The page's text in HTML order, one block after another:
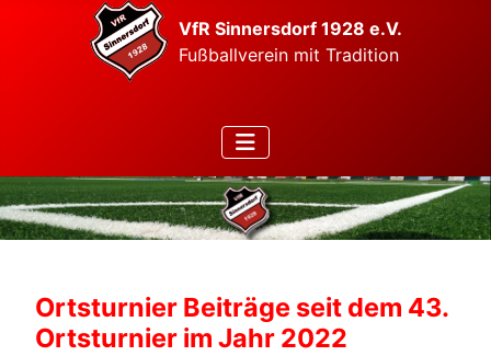
VfR Sinnersdorf 1928 e.V.
Fußballverein mit Tradition
Ortsturnier Beiträge seit dem 43.
Ortsturnier im Jahr 2022